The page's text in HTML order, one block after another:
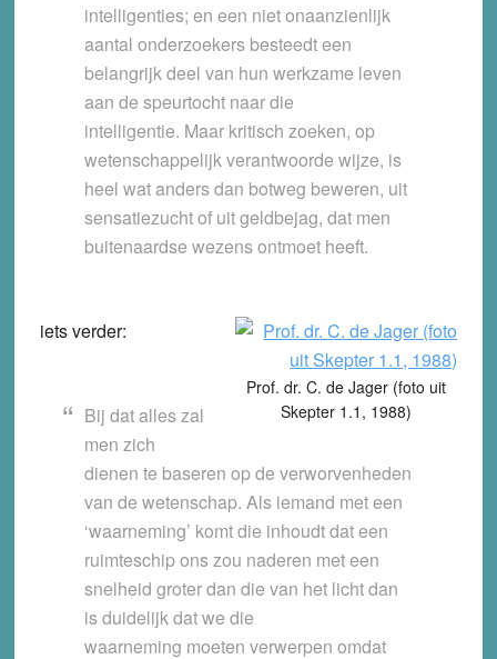
intelligenties; en een niet onaanzienlijk
aantal onderzoekers besteedt een
belangrijk deel van hun werkzame leven
aan de speurtocht naar die
intelligentie. Maar kritisch zoeken, op
wetenschappelijk verantwoorde wijze, is
heel wat anders dan botweg beweren, uit
sensatiezucht of uit geldbejag, dat men
buitenaardse wezens ontmoet heeft.
Prof. dr. C. de Jager (foto uit
Skepter 1.1, 1988)
iets verder:
Bij dat alles zal
men zich
dienen te baseren op de verworvenheden
van de wetenschap. Als iemand met een
‘waarneming’ komt die inhoudt dat een
ruimteschip ons zou naderen met een
snelheid groter dan die van het licht dan
is duidelijk dat we die
waarneming moeten verwerpen omdat